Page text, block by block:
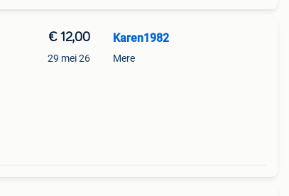
€ 12,00
29 mei 26
Karen1982
Mere